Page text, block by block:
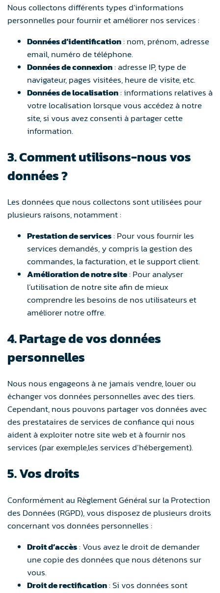
Nous collectons différents types d’informations
personnelles pour fournir et améliorer nos services :
Données d’identification: nom, prénom, adresse
email, numéro de téléphone.
Données de connexion: adresse IP, type de
navigateur, pages visitées, heure de visite, etc.
Données de localisation: informations relatives à
votre localisation lorsque vous accédez à notre
site, si vous avez consenti à partager cette
information.
3. Comment utilisons-nous vos
données ?
Les données que nous collectons sont utilisées pour
plusieurs raisons, notamment :
Prestation de services: Pour vous fournir les
services demandés, y compris la gestion des
commandes, la facturation, et le support client.
Amélioration de notre site: Pour analyser
l’utilisation de notre site afin de mieux
comprendre les besoins de nos utilisateurs et
améliorer notre offre.
4. Partage de vos données
personnelles
Nous nous engageons à ne jamais vendre, louer ou
échanger vos données personnelles avec des tiers.
Cependant, nous pouvons partager vos données avec
des prestataires de services de confiance qui nous
aident à exploiter notre site web et à fournir nos
services (par exemple,les services d’hébergement).
5. Vos droits
Conformément au Règlement Général sur la Protection
des Données (RGPD), vous disposez de plusieurs droits
concernant vos données personnelles :
Droit d’accès: Vous avez le droit de demander
une copie des données que nous détenons sur
vous.
Droit de rectification: Si vos données sont